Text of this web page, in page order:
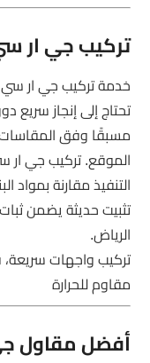
تركيب جي ار
خدمة تركيب جي ار سي
تحتاج إلى إنجاز سريع
مسبقًا وفق المقاسات
الموقع. تركيب جي
التنفيذ مقارنة بمواد
تثبيت حديثة يضمن
الرياض.
تركيب واجهات
مقاوم للحرارة
أفضل مقاول